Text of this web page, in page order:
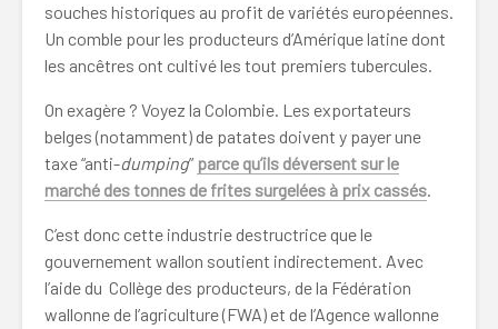
souches historiques au profit de variétés européennes.
Un comble pour les producteurs d’Amérique latine dont
les ancêtres ont cultivé les tout premiers tubercules.
On exagère ? Voyez la Colombie. Les exportateurs
belges (notamment) de patates doivent y payer une
taxe “anti-dumping” parce qu’ils déversent sur le
marché des tonnes de frites surgelées à prix cassés.
C’est donc cette industrie destructrice que le
gouvernement wallon soutient indirectement. Avec
l’aide du Collège des producteurs, de la Fédération
wallonne de l’agriculture (FWA) et de l’Agence wallonne